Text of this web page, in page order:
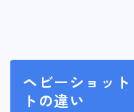
ヘビーショッ
トの違い